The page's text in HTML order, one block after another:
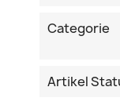
Categorie
Artikel